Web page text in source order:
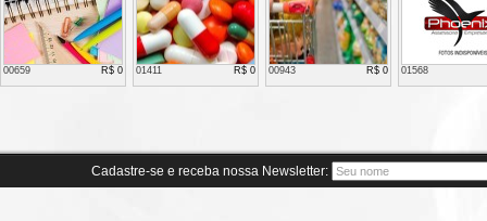
00659 R$ 0 01411 R$ 0 00943 R$ 0 01568
Cadastre-se e receba nossa Newsletter: